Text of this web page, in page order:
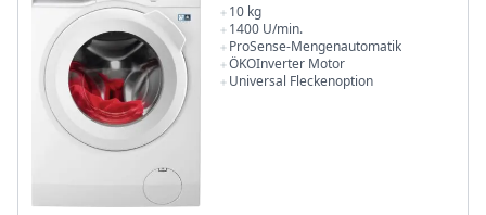
10 kg
1400 U/min.
ProSense-Mengenautomatik
ÖKOInverter Motor
Universal Fleckenoption